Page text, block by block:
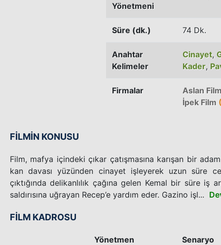
Yönetmeni
Süre (dk.) 74 Dk.
Anahtar
Kelimeler
Cinayet,
Kader,
Firmalar
Aslan
İpek Film
FİLMİN KONUSU
Film, mafya içindeki çıkar çatışmasına karışan bir
kan davası yüzünden cinayet işleyerek uzun süre
çıktığında delikanlılık çağına gelen Kemal bir süre iş
saldırısına uğrayan Recep’e yardım eder. Gazino işl...
FİLM KADROSU
Yönetmen Senaryo